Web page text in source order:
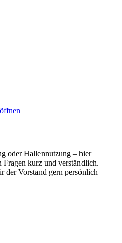
oder Hallennutzung – hier
kurz und verständlich.
der Vorstand gern persönlich